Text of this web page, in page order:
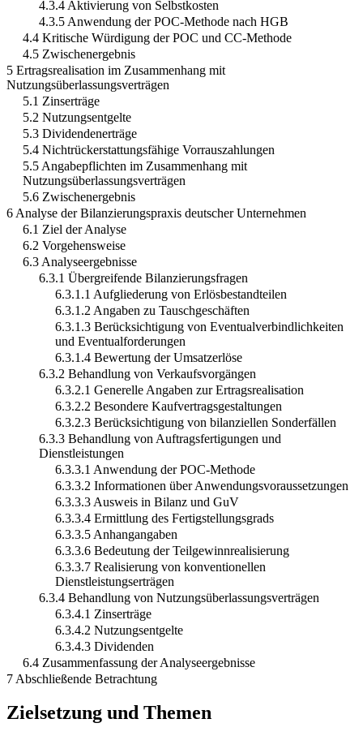
4.3.4 Aktivierung von Selbstkosten
4.3.5 Anwendung der POC-Methode nach HGB
4.4 Kritische Würdigung der POC und CC-Methode
4.5 Zwischenergebnis
5 Ertragsrealisation im Zusammenhang mit
Nutzungsüberlassungsverträgen
5.1 Zinserträge
5.2 Nutzungsentgelte
5.3 Dividendenerträge
5.4 Nichtrückerstattungsfähige Vorrauszahlungen
5.5 Angabepflichten im Zusammenhang mit
Nutzungsüberlassungsverträgen
5.6 Zwischenergebnis
6 Analyse der Bilanzierungspraxis deutscher Unternehmen
6.1 Ziel der Analyse
6.2 Vorgehensweise
6.3 Analyseergebnisse
6.3.1 Übergreifende Bilanzierungsfragen
6.3.1.1 Aufgliederung von Erlösbestandteilen
6.3.1.2 Angaben zu Tauschgeschäften
6.3.1.3 Berücksichtigung von Eventualverbindlichkeiten
und Eventualforderungen
6.3.1.4 Bewertung der Umsatzerlöse
6.3.2 Behandlung von Verkaufsvorgängen
6.3.2.1 Generelle Angaben zur Ertragsrealisation
6.3.2.2 Besondere Kaufvertragsgestaltungen
6.3.2.3 Berücksichtigung von bilanziellen Sonderfällen
6.3.3 Behandlung von Auftragsfertigungen und
Dienstleistungen
6.3.3.1 Anwendung der POC-Methode
6.3.3.2 Informationen über Anwendungsvoraussetzungen
6.3.3.3 Ausweis in Bilanz und GuV
6.3.3.4 Ermittlung des Fertigstellungsgrads
6.3.3.5 Anhangangaben
6.3.3.6 Bedeutung der Teilgewinnrealisierung
6.3.3.7 Realisierung von konventionellen
Dienstleistungserträgen
6.3.4 Behandlung von Nutzungsüberlassungsverträgen
6.3.4.1 Zinserträge
6.3.4.2 Nutzungsentgelte
6.3.4.3 Dividenden
6.4 Zusammenfassung der Analyseergebnisse
7 Abschließende Betrachtung
Zielsetzung und Themen